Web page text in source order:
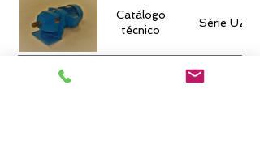
Catálogo
técnico
Série UZ